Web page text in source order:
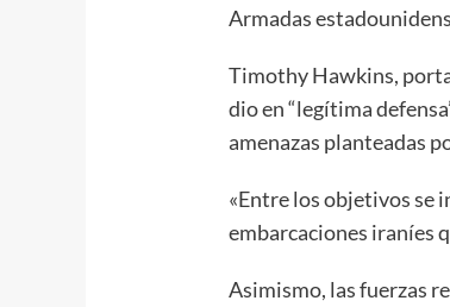
Armadas
Timothy Hawkins,
dio en “legítima
amenazas planteadas
«Entre los objetivos se
embarcaciones iraníes
Asimismo, las fuerzas